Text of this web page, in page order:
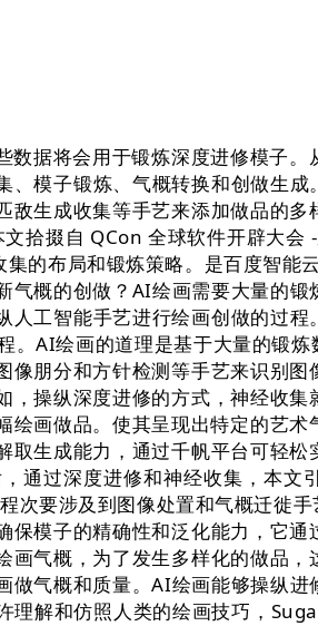
将会用于锻炼深度进修模子。
模子锻炼、气概转换和创做生
生成收集等手艺来添加做品的
掇自 QCon 全球软件开辟大会
的布局和锻炼策略。是百度智能
概的创做？AI绘画需要大量的
工智能手艺进行绘画创做的过
AI绘画的道理是基于大量的锻
朋分和方针检测等手艺来识别
操纵深度进修的方式，神经收
画做品。使其呈现出特定的艺
生成能力，通过千帆平台可轻
通过深度进修和神经收集，本文
要涉及到图像处置和气概迁徙
模子的精确性和泛化能力，它
气概，为了发生多样化的做品
气概和质量。AI绘画能够操纵
解和仿照人类的绘画技巧，